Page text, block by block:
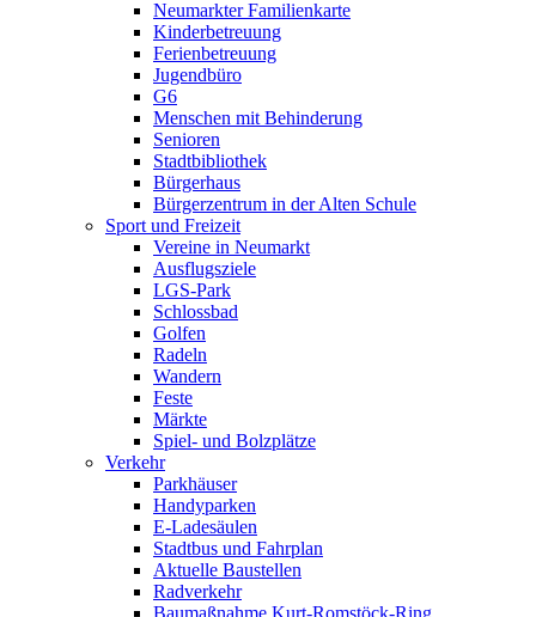
Neumarkter Familienkarte
Kinderbetreuung
Ferienbetreuung
Jugendbüro
G6
Menschen mit Behinderung
Senioren
Stadtbibliothek
Bürgerhaus
Bürgerzentrum in der Alten Schule
Sport und Freizeit
Vereine in Neumarkt
Ausflugsziele
LGS-Park
Schlossbad
Golfen
Radeln
Wandern
Feste
Märkte
Spiel- und Bolzplätze
Verkehr
Parkhäuser
Handyparken
E-Ladesäulen
Stadtbus und Fahrplan
Aktuelle Baustellen
Radverkehr
Baumaßnahme Kurt-Romstöck-Ring